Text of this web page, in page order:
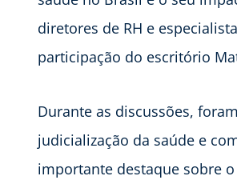
diretores de RH e
participação do escritório
Durante as discussões,
judicialização da saúde e
importante destaque sobre